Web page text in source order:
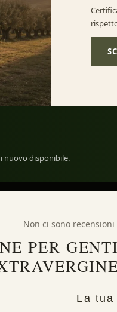
nuovo disponibile.
Non ci sono
PER
La tua